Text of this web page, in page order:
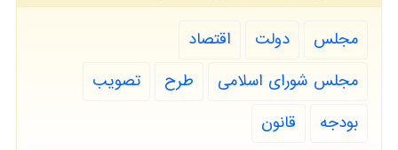
مجلس دولت
اقتصاد
مجلس شورای اسلامی
طرح
تصویب
بودجه
قانون